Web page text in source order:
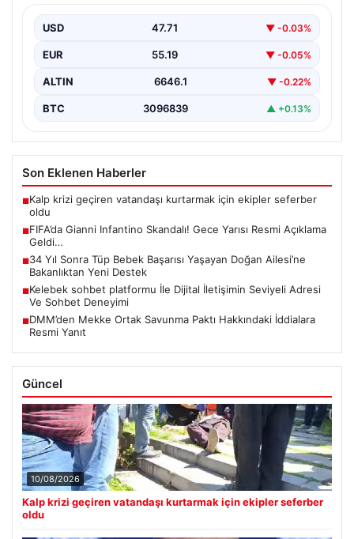
haberleri, FIFA Başkanı Gianni Infantino’nun
gündemdeki konumu ve…
USD 47.71 ▼ -0.03%
EUR 55.19 ▼ -0.05%
ALTIN 6646.1 ▼ -0.22%
BTC 3096839 ▲ +0.13%
Son Eklenen Haberler
■Kalp krizi geçiren vatandaşı kurtarmak için ekipler seferber
oldu
■FIFA’da Gianni Infantino Skandalı! Gece Yarısı Resmi Açıklama
Geldi…
■34 Yıl Sonra Tüp Bebek Başarısı Yaşayan Doğan Ailesi’ne
Bakanlıktan Yeni Destek
■Kelebek sohbet platformu İle Dijital İletişimin Seviyeli Adresi
Ve Sohbet Deneyimi
■DMM’den Mekke Ortak Savunma Paktı Hakkındaki İddialara
Resmi Yanıt
Güncel
10/08/2026
Kalp krizi geçiren vatandaşı kurtarmak için ekipler seferber
oldu